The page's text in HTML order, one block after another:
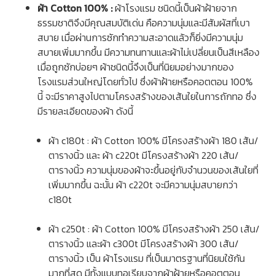
ผ้า Cotton 100% :ผ้าโรงแรม ชนิดนี้เป็นผ้าฝ้ายจาก
ธรรมชาติจึงมีคุณสมบัติเด่น คือความนุ่มและมีสัมผัสที่เบา
สบาย เมื่อผ่านการซักทำความสะอาดแล้วก็ยิ่งมีความนุ่ม
สบายเพิ่มมากขึ้น มีความทนทานและผ้าไม่เปลี่ยนเป็นสีเหลือง
เมื่อถูกซักบ่อยๆ ผ้าชนิดนี้จึงเป็นที่นิยมอย่างมากของ
โรงแรมส่วนใหญ่โดยทั่วไป ซึ่งผ้าฝ้ายหรือคอตตอน 100%
นี้ จะมีราคาสูงไปตามโครงสร้างของเส้นใยในการถักทอ ซึ่ง
มีรายละเอียดของผ้า ดังนี้
ผ้า c180t : ผ้า Cotton 100% มีโครงสร้างผ้า 180 เส้น/
ตารางนิ้ว และ ผ้า c220t มีโครงสร้างผ้า 220 เส้น/
ตารางนิ้ว ความนุ่มของผ้าจะขึ้นอยู่กับจำนวนของเส้นใยที่
เพิ่มมากขึ้น ฉะนั้น ผ้า c220t จะมีความนุ่มสบายกว่า
c180t
ผ้า c250t : ผ้า Cotton 100% มีโครงสร้างผ้า 250 เส้น/
ตารางนิ้ว และผ้า c300t มีโครงสร้างผ้า 300 เส้น/
ตารางนิ้ว เป็น ผ้าโรงแรม ที่เป็นมาตรฐานที่นิยมใช้กัน